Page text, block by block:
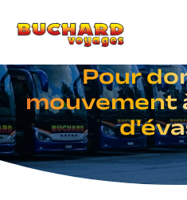
principale
contenu
pied
page
Pour
mouvement